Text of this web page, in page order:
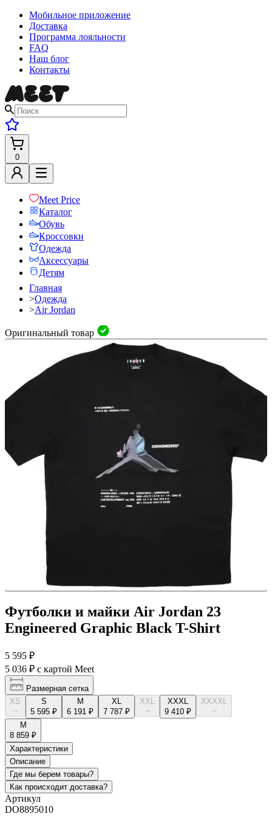
Мобильное приложение
Доставка
Программа лояльности
FAQ
Наш блог
Контакты
0
Meet Price
Каталог
Обувь
Кроссовки
Одежда
Аксессуары
Детям
Главная
>Одежда
>Air Jordan
Оригинальный товар
Футболки и майки Air Jordan 23
Engineered Graphic Black T-Shirt
5 595 ₽
5 036 ₽ с картой Meet
Размерная сетка
XS
--
S
5 595 ₽
M
6 191 ₽
XL
7 787 ₽
XXL
--
XXXL
9 410 ₽
XXXXL
--
М
8 859 ₽
Характеристики
Описание
Где мы берем товары?
Как происходит доставка?
Артикул
DO8895010